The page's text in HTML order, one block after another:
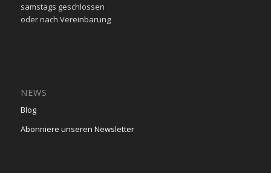
samstags geschlossen
oder nach Vereinbarung
NEWS
Blog
Abonniere unseren Newsletter